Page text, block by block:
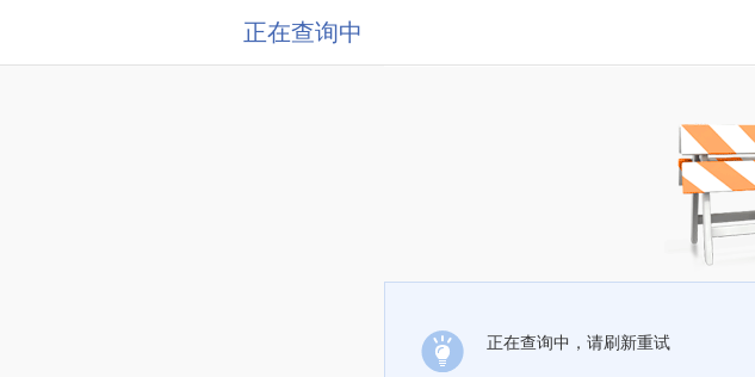
正在查询中
正在查询中，请刷新重试